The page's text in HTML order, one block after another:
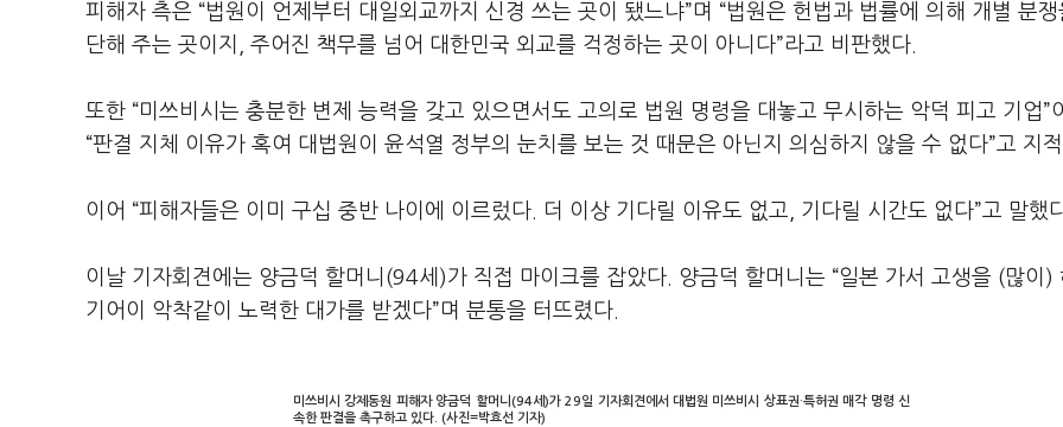
피해자 측은 “법원이 언제부터 대일외교까지 신경 쓰는 곳이 됐느냐”며 “법원은 헌법과 법률에 의해 개별 분
단해 주는 곳이지, 주어진 책무를 넘어 대한민국 외교를 걱정하는 곳이 아니다”라고 비판했다.
또한 “미쓰비시는 충분한 변제 능력을 갖고 있으면서도 고의로 법원 명령을 대놓고 무시하는 악덕 피고 기업”
“판결 지체 이유가 혹여 대법원이 윤석열 정부의 눈치를 보는 것 때문은 아닌지 의심하지 않을 수 없다”고 지
이어 “피해자들은 이미 구십 중반 나이에 이르렀다. 더 이상 기다릴 이유도 없고, 기다릴 시간도 없다”고 말했
이날 기자회견에는 양금덕 할머니(94세)가 직접 마이크를 잡았다. 양금덕 할머니는 “일본 가서 고생을 (많이)
기어이 악착같이 노력한 대가를 받겠다”며 분통을 터뜨렸다.
미쓰비시 강제동원 피해자 양금덕 할머니(94세)가 29일 기자회견에서 대법원 미쓰비시 상표권·특허권 매각 명령 신
속한 판결을 촉구하고 있다. (사진=박효선 기자)